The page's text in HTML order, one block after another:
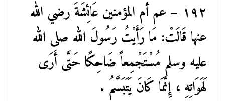
١٩٢ – عم أم المؤمنين عَائِشَةَ رضي الله
عنها قَالَتْ: مَا رَأَيْتُ رَسُولَ الله صلى الله
عليه وسلم مُسْتَجْمِعاً ضَاحِكًا حَتَّى أَرَى
لَهَوَاتِهِ ، إِنَّمَا كَانَ يَتَبَسَّمُ .